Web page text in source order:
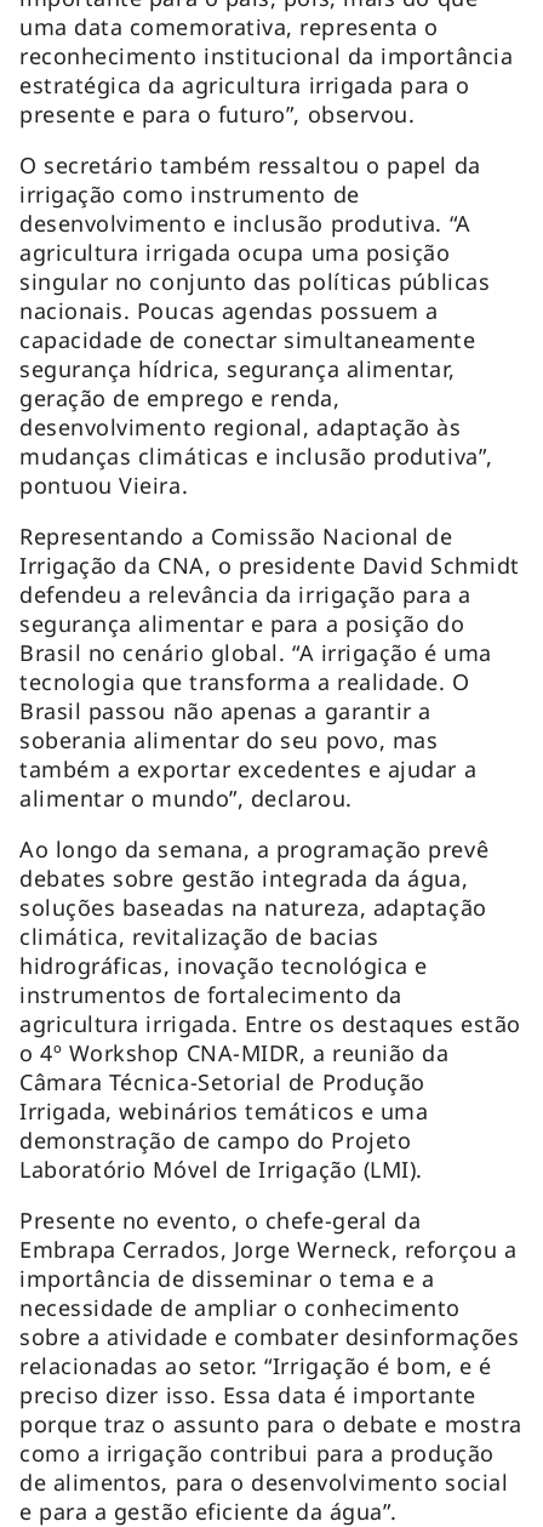
uma data comemorativa, representa o
reconhecimento institucional da importância
estratégica da agricultura irrigada para o
presente e para o futuro”, observou.
O secretário também ressaltou o papel da
irrigação como instrumento de
desenvolvimento e inclusão produtiva. “A
agricultura irrigada ocupa uma posição
singular no conjunto das políticas públicas
nacionais. Poucas agendas possuem a
capacidade de conectar simultaneamente
segurança hídrica, segurança alimentar,
geração de emprego e renda,
desenvolvimento regional, adaptação às
mudanças climáticas e inclusão produtiva”,
pontuou Vieira.
Representando a Comissão Nacional de
Irrigação da CNA, o presidente David Schmidt
defendeu a relevância da irrigação para a
segurança alimentar e para a posição do
Brasil no cenário global. “A irrigação é uma
tecnologia que transforma a realidade. O
Brasil passou não apenas a garantir a
soberania alimentar do seu povo, mas
também a exportar excedentes e ajudar a
alimentar o mundo”, declarou.
Ao longo da semana, a programação prevê
debates sobre gestão integrada da água,
soluções baseadas na natureza, adaptação
climática, revitalização de bacias
hidrográficas, inovação tecnológica e
instrumentos de fortalecimento da
agricultura irrigada. Entre os destaques estão
o 4º Workshop CNA-MIDR, a reunião da
Câmara Técnica-Setorial de Produção
Irrigada, webinários temáticos e uma
demonstração de campo do Projeto
Laboratório Móvel de Irrigação (LMI).
Presente no evento, o chefe-geral da
Embrapa Cerrados, Jorge Werneck, reforçou a
importância de disseminar o tema e a
necessidade de ampliar o conhecimento
sobre a atividade e combater desinformações
relacionadas ao setor. “Irrigação é bom, e é
preciso dizer isso. Essa data é importante
porque traz o assunto para o debate e mostra
como a irrigação contribui para a produção
de alimentos, para o desenvolvimento social
e para a gestão eficiente da água”.